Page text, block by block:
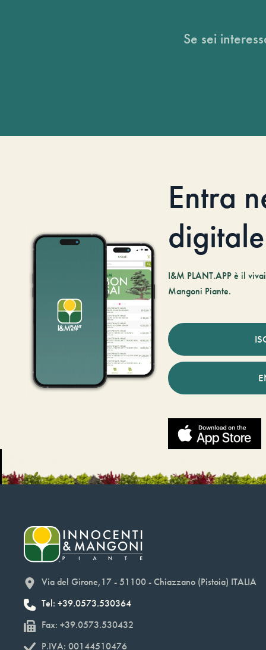
Se sei
Entra
digitale
I&M PLANT.APP è il
Mangoni Piante.
Via del Girone,17 - 51100 - Chiazzano (Pistoia) ITALIA
Tel: +39.0573.530364
Fax: +39.0573.530432
P.IVA: 00144510476